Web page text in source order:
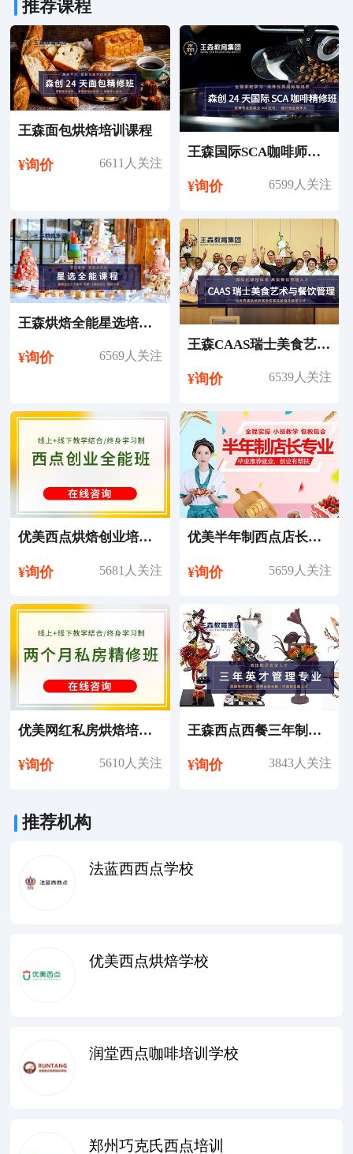
推荐课程
王森面包烘焙培训课程
¥询价 6611人关注
王森国际SCA咖啡师考证培训课程
¥询价 6599人关注
王森烘焙全能星选培训课程
¥询价 6569人关注
王森CAAS瑞士美食艺术与餐饮管理专业留学
¥询价 6539人关注
优美西点烘焙创业培训课程
¥询价 5681人关注
优美半年制西点店长培训课程
¥询价 5659人关注
优美网红私房烘焙培训课程
¥询价 5610人关注
王森西点西餐三年制英才管理专业培训课程
¥询价 3843人关注
推荐机构
法蓝西西点学校
优美西点烘焙学校
润堂西点咖啡培训学校
郑州巧克氏西点培训